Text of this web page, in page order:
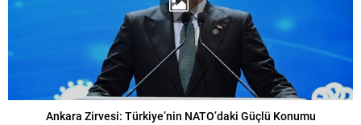
Ankara Zirvesi: Türkiye’nin NATO’daki Güçlü Konumu